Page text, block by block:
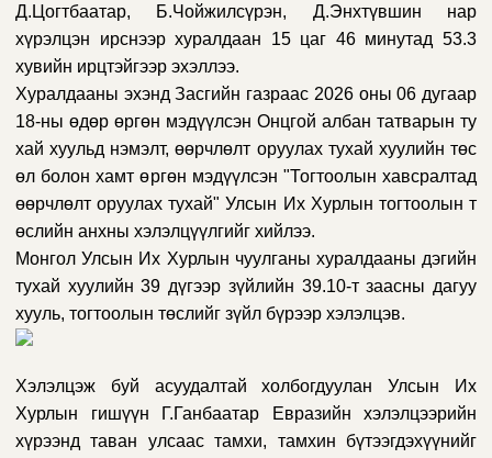
Д.Цогтбаатар, Б.Чойжилсүрэн, Д.Энхтүвшин нар
хүрэлцэн ирснээр хуралдаан 15 цаг 46 минутад 53.3
хувийн ирцтэйгээр эхэллээ.
Хуралдааны эхэнд Засгийн газраас 2026 оны 06 дугаар
18-ны өдөр өргөн мэдүүлсэн Онцгой албан татварын ту
хай хуульд нэмэлт, өөрчлөлт оруулах тухай хуулийн төс
өл болон хамт өргөн мэдүүлсэн "Тогтоолын хавсралтад
өөрчлөлт оруулах тухай" Улсын Их Хурлын тогтоолын т
өслийн анхны хэлэлцүүлгийг хийлээ.
Монгол Улсын Их Хурлын чуулганы хуралдааны дэгийн
тухай хуулийн 39 дүгээр зүйлийн 39.10-т заасны дагуу
хууль, тогтоолын төслийг зүйл бүрээр хэлэлцэв.
Хэлэлцэж буй асуудалтай холбогдуулан Улсын Их
Хурлын гишүүн Г.Ганбаатар Евразийн хэлэлцээрийн
хүрээнд таван улсаас тамхи, тамхин бүтээгдэхүүнийг